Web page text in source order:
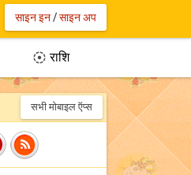
साइन इन/साइन अप
 राशि
सभी मोबाइल ऍप्स